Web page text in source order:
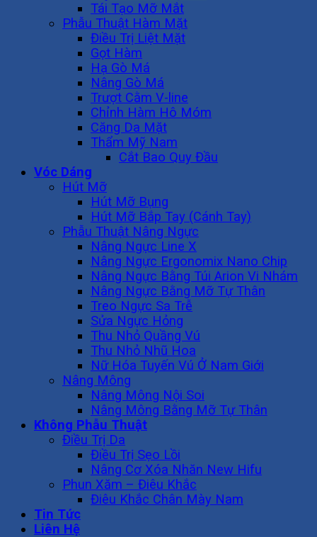
Tái Tạo Mỡ Mắt
Phẫu Thuật Hàm Mặt
Điều Trị Liệt Mặt
Gọt Hàm
Hạ Gò Má
Nâng Gò Má
Trượt Cằm V-line
Chỉnh Hàm Hô Móm
Căng Da Mặt
Thẩm Mỹ Nam
Cắt Bao Quy Đầu
Vóc Dáng
Hút Mỡ
Hút Mỡ Bụng
Hút Mỡ Bắp Tay (Cánh Tay)
Phẫu Thuật Nâng Ngực
Nâng Ngực Line X
Nâng Ngực Ergonomix Nano Chip
Nâng Ngực Bằng Túi Arion Vi Nhám
Nâng Ngực Bằng Mỡ Tự Thân
Treo Ngực Sa Trễ
Sửa Ngực Hỏng
Thu Nhỏ Quầng Vú
Thu Nhỏ Nhũ Hoa
Nữ Hóa Tuyến Vú Ở Nam Giới
Nâng Mông
Nâng Mông Nội Soi
Nâng Mông Bằng Mỡ Tự Thân
Không Phẫu Thuật
Điều Trị Da
Điều Trị Sẹo Lồi
Nâng Cơ Xóa Nhăn New Hifu
Phun Xăm – Điêu Khắc
Điêu Khắc Chân Mày Nam
Tin Tức
Liên Hệ